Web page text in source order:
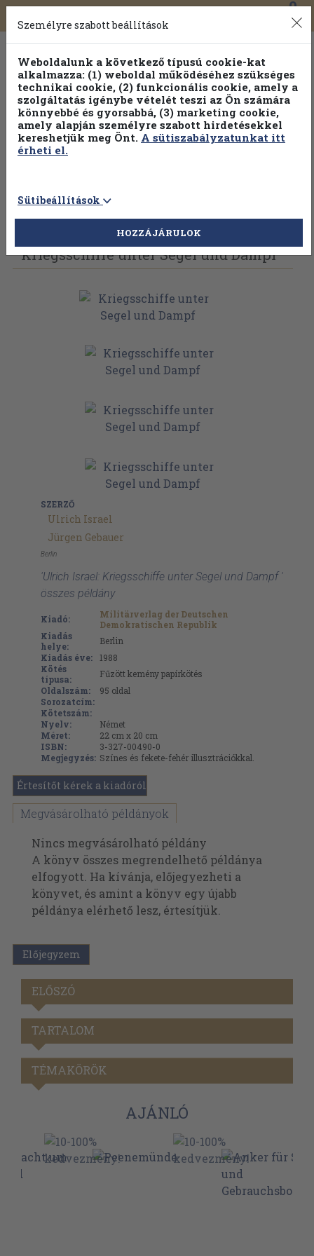
Toggle
navigation
0
Válogasson több mint 1.000.000 kiadványunk közül
100% kedvezménnyel!
Vissza az előző oldalra Válasszon példányt
Kriegsschiffe unter Segel und Dampf
SZERZŐ
Ulrich Israel
Jürgen Gebauer
Berlin
'Ulrich Israel: Kriegsschiffe unter Segel und Dampf '
összes példány
Kiadó:
Militärverlag der Deutschen
Demokratischen Republik
Kiadás
helye:
Berlin
Kiadás éve:
1988
Kötés
típusa:
Fűzött kemény papírkötés
Oldalszám:
95 oldal
Sorozatcím:
Kötetszám:
Nyelv:
Német
Méret:
22 cm x 20 cm
ISBN:
3-327-00490-0
Megjegyzés: Színes és fekete-fehér illusztrációkkal.
Értesítőt kérek a kiadóról
Megvásárolható példányok
Nincs megvásárolható példány
A könyv összes megrendelhető példánya
elfogyott. Ha kívánja, előjegyezheti a
könyvet, és amint a könyv egy újabb
példánya elérhető lesz, értesítjük.
Előjegyzem
ELŐSZÓ
TARTALOM
TÉMAKÖRÖK
AJÁNLÓ
Személyre szabott beállítások
Weboldalunk a következő típusú cookie-kat
alkalmazza: (1) weboldal működéséhez szükséges
technikai cookie, (2) funkcionális cookie, amely a
szolgáltatás igénybe vételét teszi az Ön számára
könnyebbé és gyorsabbá, (3) marketing cookie,
amely alapján személyre szabott hirdetésekkel
kereshetjük meg Önt. A sütiszabályzatunkat itt
érheti el.
Sütibeállítások
HOZZÁJÁRULOK